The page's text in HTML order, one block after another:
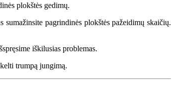
plokštės gedimų.
pagrindinės plokštės pažeidimų skaičių.
iškilusias problemas.
trumpą jungimą.